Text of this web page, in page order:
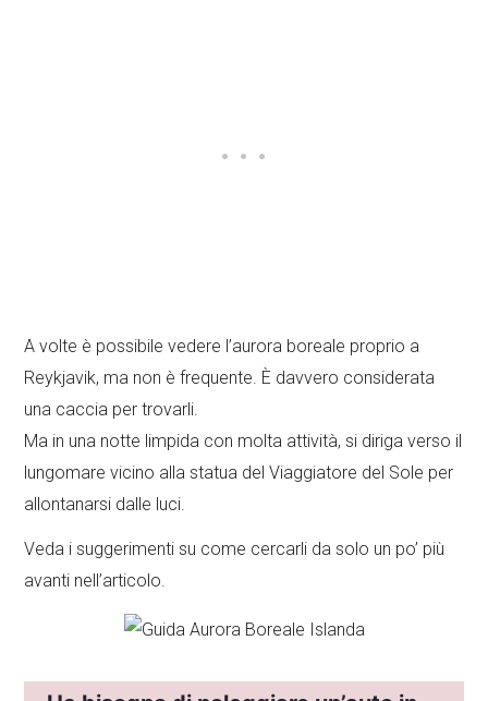
A volte è possibile vedere l’aurora boreale proprio a
Reykjavik, ma non è frequente. È davvero considerata
una caccia per trovarli.
Ma in una notte limpida con molta attività, si diriga verso il
lungomare vicino alla statua del Viaggiatore del Sole per
allontanarsi dalle luci.
Veda i suggerimenti su come cercarli da solo un po’ più
avanti nell’articolo.